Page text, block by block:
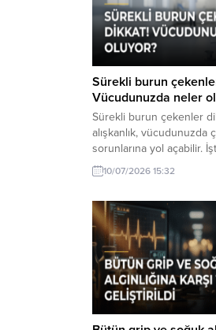
Sürekli burun
Vücudunuzda neler
Sürekli burun çekenler
alışkanlık, vücudunuzda
sorunlarına yol açabilir.
gerekenler.
10/07/2026 15:32